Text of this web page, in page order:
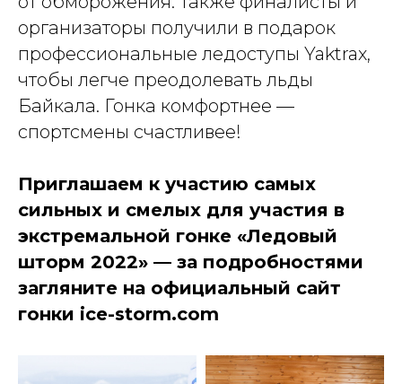
организаторы получили в подарок
профессиональные ледоступы Yaktrax,
чтобы легче преодолевать льды
Байкала. Гонка комфортнее —
спортсмены счастливее!
Приглашаем к участию самых
сильных и смелых для участия в
экстремальной гонке «Ледовый
шторм 2022» — за подробностями
загляните на официальный сайт
гонки ice-storm.com